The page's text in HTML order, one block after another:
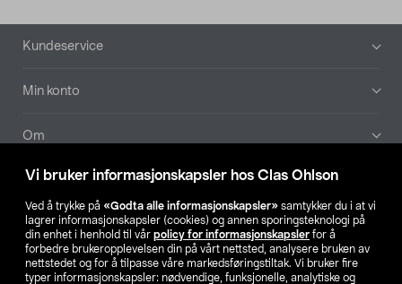
Vi bruker informasjonskapsler hos Clas Ohlson
Ved å trykke på «Godta alle informasjonskapsler» samtykker du i at vi
lagrer informasjonskapsler (cookies) og annen sporingsteknologi på
din enhet i henhold til vår policy for informasjonskapsler for å
forbedre brukeropplevelsen din på vårt nettsted, analysere bruken av
nettstedet og for å tilpasse våre markedsføringstiltak. Vi bruker fire
typer informasjonskapsler: nødvendige, funksjonelle, analytiske og
Bunntekst
Kundeservice
Min konto
Om
Aktuelt
Våre selskaper
Finn din butikk